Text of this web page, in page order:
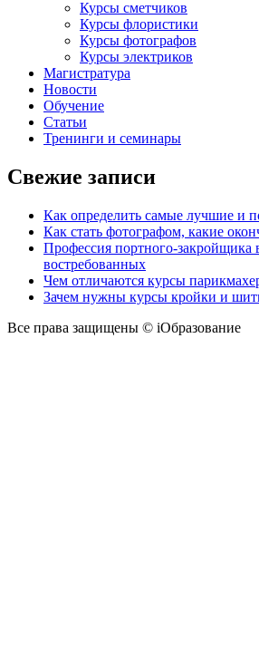
Курсы сметчиков
Курсы флористики
Курсы фотографов
Курсы электриков
Магистратура
Новости
Обучение
Статьи
Тренинги и семинары
Свежие записи
Как определить самые лучшие и
Как стать фотографом, какие
Профессия портного-закройщика
востребованных
Чем отличаются курсы
Зачем нужны курсы кройки и
Все права защищены © iОбразование